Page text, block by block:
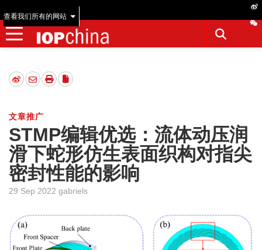
查看我们所有的网站
文章推广
STMP编辑优选：流体动压润
滑下蛇形仿生表面织构对指尖
密封性能的影响
29 Sep 2022 gabriels